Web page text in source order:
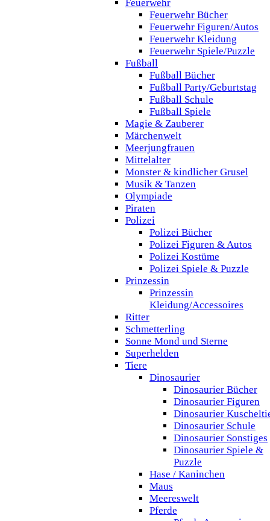
Feuerwehr
Feuerwehr Bücher
Feuerwehr Figuren/Autos
Feuerwehr Kleidung
Feuerwehr Spiele/Puzzle
Fußball
Fußball Bücher
Fußball Party/Geburtstag
Fußball Schule
Fußball Spiele
Magie & Zauberer
Märchenwelt
Meerjungfrauen
Mittelalter
Monster & kindlicher Grusel
Musik & Tanzen
Olympiade
Piraten
Polizei
Polizei Bücher
Polizei Figuren & Autos
Polizei Kostüme
Polizei Spiele & Puzzle
Prinzessin
Prinzessin
Kleidung/Accessoires
Ritter
Schmetterling
Sonne Mond und Sterne
Superhelden
Tiere
Dinosaurier
Dinosaurier Bücher
Dinosaurier Figuren
Dinosaurier
Dinosaurier Schule
Dinosaurier Sonstiges
Dinosaurier Spiele &
Puzzle
Hase / Kaninchen
Maus
Meereswelt
Pferde